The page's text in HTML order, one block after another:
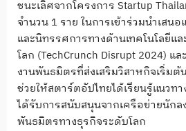
ชนะเลิศจากโครงการ Startup
จำนวน 1 ราย ในการเข้าร่วมนำเสน
และนิทรรศการทางด้านเทคโนโลยีแ
โลก (TechCrunch Disrupt 2024) แ
งานพันธมิตรที่ส่งเสริมวิสาหกิจเริ่ม
ช่วยให้สตาร์ตอัปไทยได้เรียนรู้แนวท
ได้รับการสนับสนุนจากเครือข่ายนัก
พันธมิตรทางธุรกิจระดับโลก